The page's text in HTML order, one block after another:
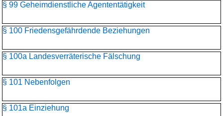
§ 99 Geheimdienstliche Agententätigkeit
§ 100 Friedensgefährdende Beziehungen
§ 100a Landesverräterische Fälschung
§ 101 Nebenfolgen
§ 101a Einziehung